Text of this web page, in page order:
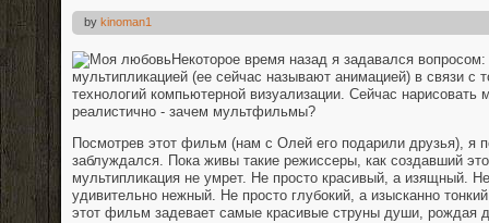
by kinoman1
Некоторое время назад я задавался
мультипликацией (ее сейчас называют анимацией) в связи с
технологий компьютерной визуализации. Сейчас
реалистично - зачем мультфильмы?
Посмотрев этот фильм (нам с Олей его подарили друзья), я
заблуждался. Пока живы такие режиссеры, как создавший
мультипликация не умрет. Не просто красивый, а изящный.
удивительно нежный. Не просто глубокий, а изысканно
этот фильм задевает самые красивые струны души, рождая